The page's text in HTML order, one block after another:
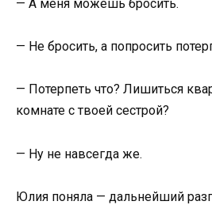
— А меня можешь бросить.
— Не бросить, а попросить
— Потерпеть что? Лишиться
комнате с твоей сестрой?
— Ну не навсегда же.
Юлия поняла — дальнейший